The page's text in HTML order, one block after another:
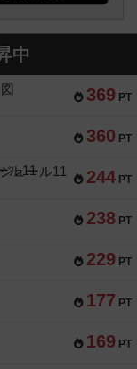
中
369 PT
360 PT
244 PT
ュール11
238 PT
229 PT
177 PT
169 PT